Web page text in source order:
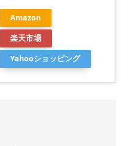
Amazon
楽天市場
Yahooショッピング